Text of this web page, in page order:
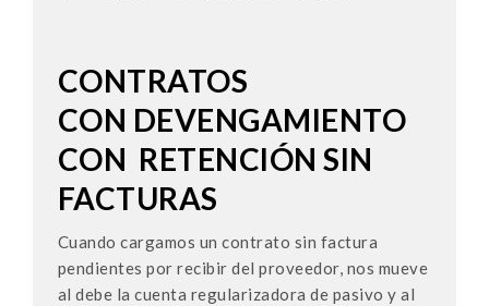
CONTRATOS
CON DEVENGAMIENTO
CON RETENCIÓN SIN
FACTURAS
Cuando cargamos un contrato sin factura
pendientes por recibir del proveedor, nos mueve
al debe la cuenta regularizadora de pasivo y al